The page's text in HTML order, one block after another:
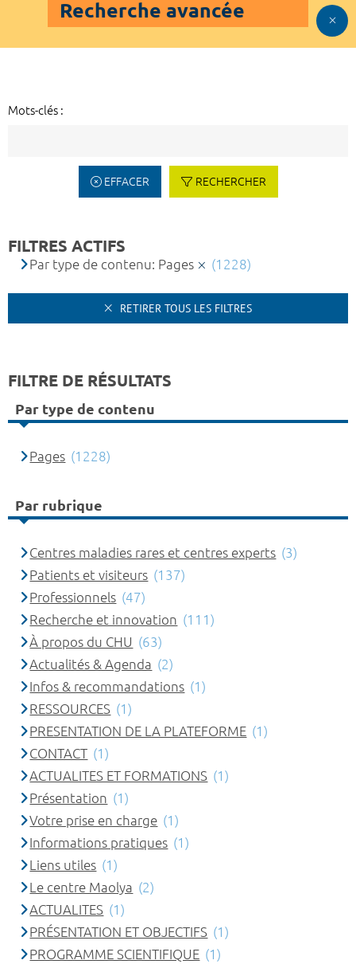
Recherche avancée
Mots-clés :
EFFACER RECHERCHER
FILTRES ACTIFS
Par type de contenu: Pages (1228)
RETIRER TOUS LES FILTRES
FILTRE DE RÉSULTATS
Par type de contenu
Pages (1228)
Par rubrique
Centres maladies rares et centres experts (3)
Patients et visiteurs (137)
Professionnels (47)
Recherche et innovation (111)
À propos du CHU (63)
Actualités & Agenda (2)
Infos & recommandations (1)
RESSOURCES (1)
PRESENTATION DE LA PLATEFORME (1)
CONTACT (1)
ACTUALITES ET FORMATIONS (1)
Présentation (1)
Votre prise en charge (1)
Informations pratiques (1)
Liens utiles (1)
Le centre Maolya (2)
ACTUALITES (1)
PRÉSENTATION ET OBJECTIFS (1)
PROGRAMME SCIENTIFIQUE (1)